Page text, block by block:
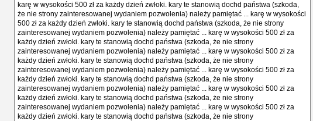
karę w wysokości 500 zł za każdy dzień zwłoki. kary te stanowią dochd państwa (szkoda,
że nie strony zainteresowanej wydaniem pozwolenia) należy pamiętać ... karę w wysokości
500 zł za każdy dzień zwłoki. kary te stanowią dochd państwa (szkoda, że nie strony
zainteresowanej wydaniem pozwolenia) należy pamiętać ... karę w wysokości 500 zł za
każdy dzień zwłoki. kary te stanowią dochd państwa (szkoda, że nie strony
zainteresowanej wydaniem pozwolenia) należy pamiętać ... karę w wysokości 500 zł za
każdy dzień zwłoki. kary te stanowią dochd państwa (szkoda, że nie strony
zainteresowanej wydaniem pozwolenia) należy pamiętać ... karę w wysokości 500 zł za
każdy dzień zwłoki. kary te stanowią dochd państwa (szkoda, że nie strony
zainteresowanej wydaniem pozwolenia) należy pamiętać ... karę w wysokości 500 zł za
każdy dzień zwłoki. kary te stanowią dochd państwa (szkoda, że nie strony
zainteresowanej wydaniem pozwolenia) należy pamiętać ... karę w wysokości 500 zł za
każdy dzień zwłoki. kary te stanowią dochd państwa (szkoda, że nie strony